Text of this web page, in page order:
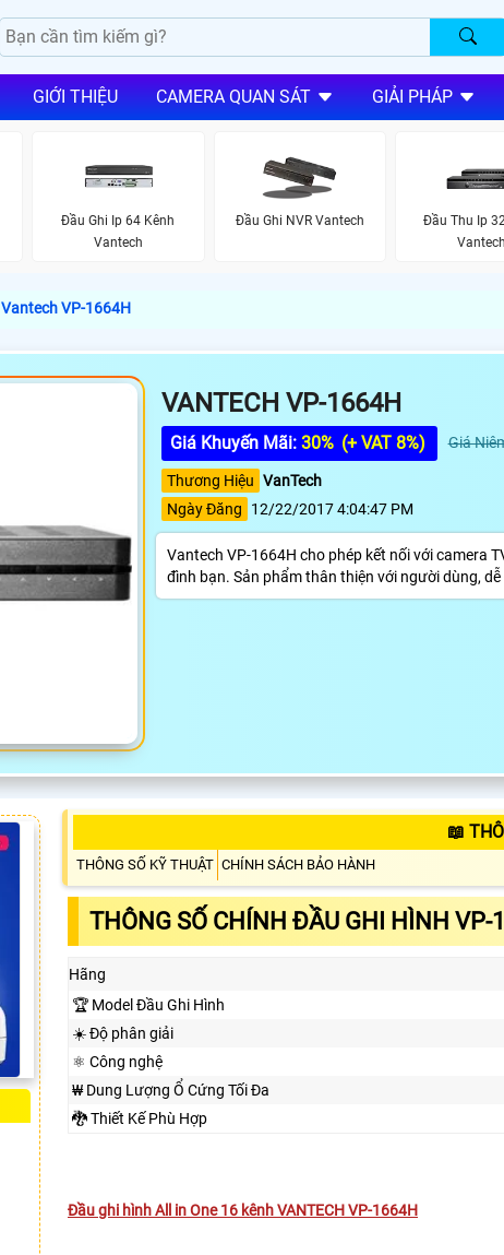
GIỚI THIỆU CAMERA QUAN SÁT GIẢI PHÁP
Đầu Ghi Ip 64 Kênh
Vantech
Đầu Ghi NVR Vantech
Đầu Thu Ip
Vantech
Vantech VP-1664H
VANTECH VP-1664H
Giá Khuyến Mãi: 30% (+ VAT 8%) Giá
Thương Hiệu VanTech
Ngày Đăng
12/22/2017 4:04:47 PM
Vantech VP-1664H cho phép kết nối với camera
đình bạn. Sản phẩm thân thiện với người dùng,
📖
THÔNG SỐ KỸ THUẬT CHÍNH SÁCH BẢO HÀNH
THÔNG SỐ CHÍNH ĐẦU GHI HÌNH VP-
Hãng
🏆 Model Đầu Ghi Hình
☀️ Độ phân giải
⚛️ Công nghệ
₩ Dung Lượng Ổ Cứng Tối Đa
🐉️ Thiết Kế Phù Hợp
Đầu ghi hình All in One 16 kênh VANTECH VP-1664H